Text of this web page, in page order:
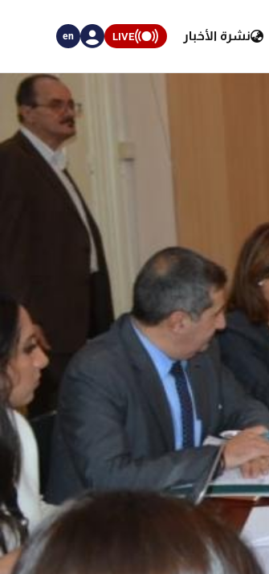
نشرة الأخبار LIVE
en